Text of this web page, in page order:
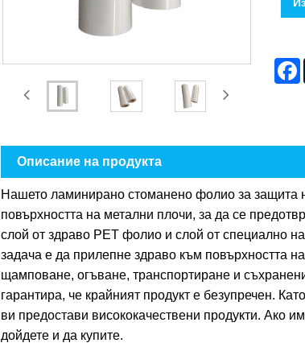
Описание на продукта
Нашето ламинирано стоманено фолио за защита
повърхността на метални плочи, за да се
слой от здраво PET фолио и слой от специално
задача е да прилепне здраво към повърхността
щамповане, огъване, транспортиране и
гарантира, че крайният продукт е безупречен.
ви предостави висококачествени продукти. Ако
дойдете и да купите.